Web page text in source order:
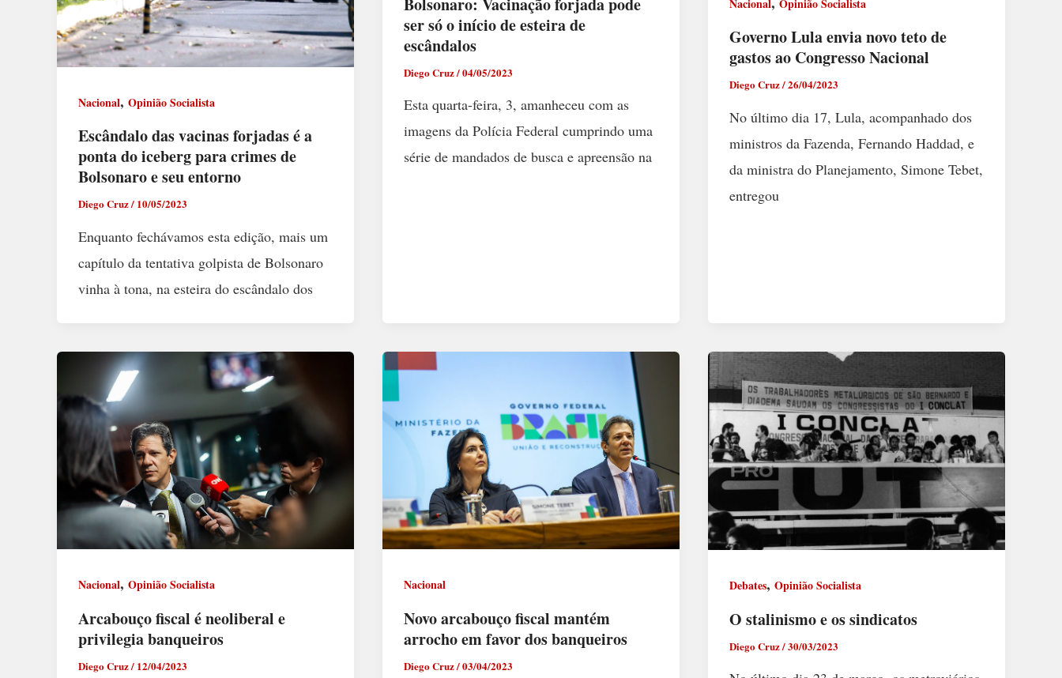
Nacional, Opinião Socialista
Escândalo das vacinas forjadas é a
ponta do iceberg para crimes de
Bolsonaro e seu entorno
Diego Cruz/ 10/05/2023
Enquanto fechávamos esta edição, mais um
capítulo da tentativa golpista de Bolsonaro
vinha à tona, na esteira do escândalo dos
ser só o início de esteira de
escândalos
Diego Cruz/04/05/2023
Esta quarta-feira, 3, amanheceu com as
imagens da Polícia Federal cumprindo uma
série de mandados de busca e apreensão na
Governo Lula envia novo teto de
gastos ao Congresso Nacional
Diego Cruz/26/04/2023
No último dia 17, Lula, acompanhado dos
ministros da Fazenda, Fernando Haddad, e
da ministra do Planejamento, Simone Tebet,
entregou
Nacional, Opinião Socialista
Arcabouço fiscal é neoliberal e
privilegia banqueiros
Diego Cruz/ 12/04/2023
Nacional
Novo arcabouço fiscal mantém
arrocho em favor dos banqueiros
Diego Cruz/03/04/2023
Debates, Opinião Socialista
O stalinismo e os sindicatos
Diego Cruz/30/03/2023